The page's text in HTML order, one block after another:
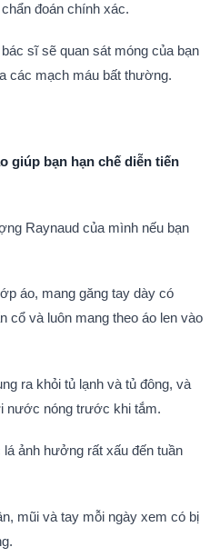
đoán chính xác.
sĩ sẽ quan sát móng của bạn
các mạch máu bất thường.
giúp bạn hạn chế diễn tiến
Raynaud của mình nếu bạn
áo, mang găng tay dày có
cổ và luôn mang theo áo len vào
ra khỏi tủ lạnh và tủ đông, và
nước nóng trước khi tắm.
ảnh hưởng rất xấu đến tuần
mũi và tay mỗi ngày xem có bị